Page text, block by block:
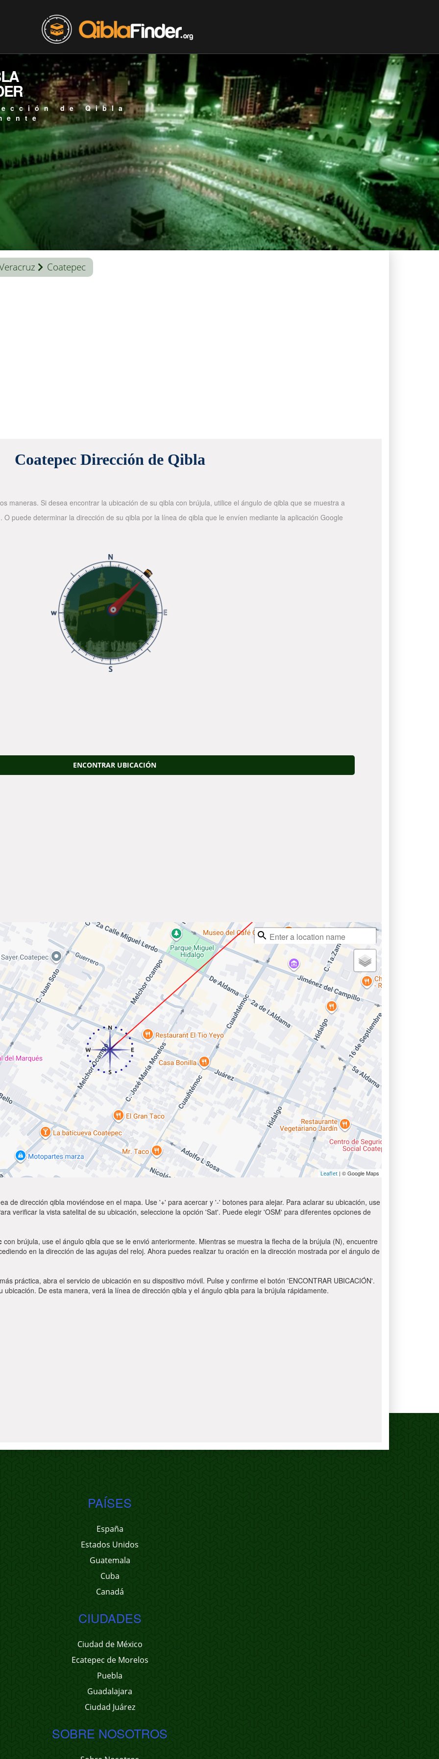
de Qibla
Coatepec
Coatepec Dirección de Qibla
maneras. Si desea encontrar la ubicación de su qibla con brújula, utilice el ángulo de qibla que se muestra a
puede determinar la dirección de su qibla por la línea de qibla que le envíen mediante la aplicación Google
ENCONTRAR UBICACIÓN
Leaflet | © Google Maps
de dirección qibla moviéndose en el mapa. Use '+' para acercar y '-' botones para alejar. Para aclarar su ubicación, use
verificar la vista satelital de su ubicación, seleccione la opción 'Sat'. Puede elegir 'OSM' para diferentes opciones de
con brújula, use el ángulo qibla que se le envió anteriormente. Mientras se muestra la flecha de la brújula (N), encuentre
en la dirección de las agujas del reloj. Ahora puedes realizar tu oración en la dirección mostrada por el ángulo de
práctica, abra el servicio de ubicación en su dispositivo móvil. Pulse y confirme el botón 'ENCONTRAR UBICACIÓN'.
De esta manera, verá la línea de dirección qibla y el ángulo qibla para la brújula rápidamente.
PAÍSES
España
Estados Unidos
Guatemala
Cuba
Canadá
CIUDADES
Ciudad de México
Ecatepec de Morelos
Puebla
Guadalajara
Ciudad Juárez
SOBRE NOSOTROS